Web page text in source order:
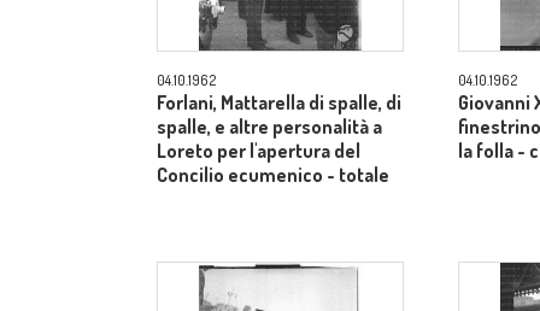
04.10.1962
Forlani, Mattarella di spalle, di
spalle, e altre personalità a
Loreto per l'apertura del
Concilio ecumenico - totale
04.10.1962
Giovanni
la folla -